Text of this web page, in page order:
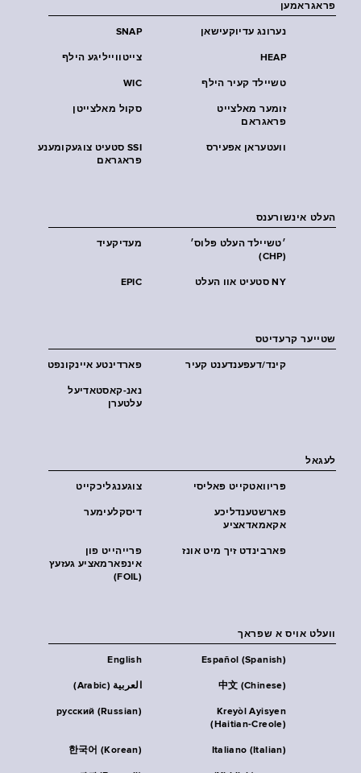
פראגראמען
SNAP נערונג עדיוקעישאן
צייטווייליגע הילף HEAP
WIC טשיילד קעיר הילף
סקול מאלצייטן
זומער מאלצייט
פראגראם
SSI סטעיט צוגעקומענע
פראגראם
וועטעראן אפעירס
העלט אינשורענס
מעדיקעיד
׳טשיילד העלט פּלוס׳
(CHP)
EPIC NY סטעיט אוו העלט
שטייער קרעדיטס
פארדינטע איינקונפט קינד/דעפענדענט קעיר
נאנ-קאסטאדיעל
עלטערן
לעגאל
צוגענגליכקייט פּריוואטקייט פּאליסי
דיסקלעימער
פארשטענדליכע
אקאמאדאציע
פרייהייט פון
אינפארמאציע געזעץ
(FOIL)
פארבינדט זיך מיט אונז
וועלט אויס א שפראך
English Español (Spanish)
العربية (Arabic) 中文 (Chinese)
русский (Russian)
Kreyòl Ayisyen
(Haitian-Creole)
한국어 (Korean) Italiano (Italian)